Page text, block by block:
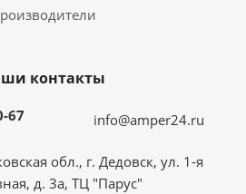
контакты
67 info@amper24.ru
обл., г. Дедовск, ул. 1-я
д. 3а, ТЦ "Парус"